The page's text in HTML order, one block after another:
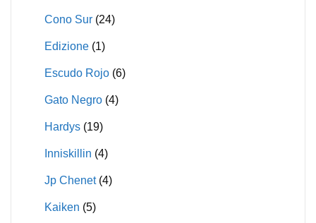
Cono Sur (24)
Edizione (1)
Escudo Rojo (6)
Gato Negro (4)
Hardys (19)
Inniskillin (4)
Jp Chenet (4)
Kaiken (5)